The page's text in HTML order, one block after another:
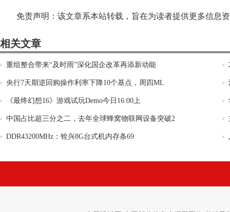
免责声明：该文章系本站转载，旨在为读者提供更多信息
相关文章
重组整合带来“及时雨”深化国企改革再添新动能
央行7天期逆回购操作利率下降10个基点，周四ML
《最终幻想16》游戏试玩Demo今日16:00上
中国占比超三分之二，去年全球蜂窝物联网设备突破2
DDR43200MHz：铨兴8G台式机内存条69